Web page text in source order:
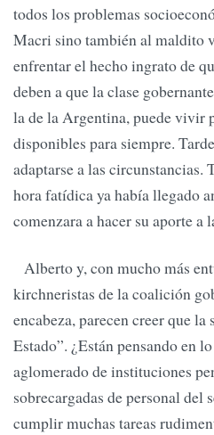
todos los problemas
Macri sino también al maldito
enfrentar el hecho ingrato de
deben a que la clase
la de la Argentina, puede vivir
disponibles para siempre.
adaptarse a las circunstancias.
hora fatídica ya había llegado
comenzara a hacer su aporte a
Alberto y, con mucho más
kirchneristas de la coalición
encabeza, parecen creer que la
Estado”. ¿Están pensando en
aglomerado de instituciones
sobrecargadas de personal del
cumplir muchas tareas